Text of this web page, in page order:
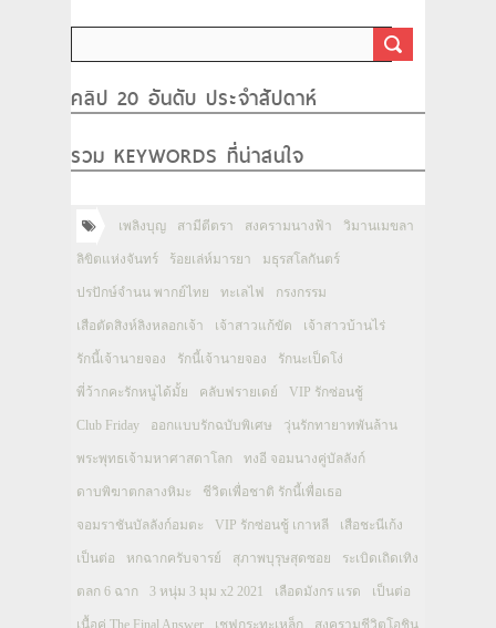
คลิป 20 อันดับ ประจำสัปดาห์
รวม KEYWORDS ที่น่าสนใจ
เพลิงบุญ สามีตีตรา สงครามนางฟ้า วิมานเมขลา
ลิขิตแห่งจันทร์ ร้อยเล่ห์มารยา มธุรสโลกันตร์
ปรปักษ์จำนน พากย์ไทย ทะเลไฟ กรงกรรม
เสือตัดสิงห์ลิงหลอกเจ้า เจ้าสาวแก้ขัด เจ้าสาวบ้านไร่
รักนี้เจ้านายจอง รักนี้เจ้านายจอง รักนะเป็ดโง่
พี่ว้ากคะรักหนูได้มั้ย คลับฟรายเดย์ VIP รักซ่อนชู้
Club Friday ออกแบบรักฉบับพิเศษ วุ่นรักทายาทพันล้าน
พระพุทธเจ้ามหาศาสดาโลก ทงอี จอมนางคู่บัลลังก์
ดาบพิฆาตกลางหิมะ ชีวิตเพื่อชาติ รักนี้เพื่อเธอ
จอมราชันบัลลังก์อมตะ VIP รักซ่อนชู้ เกาหลี เสือชะนีเก้ง
เป็นต่อ หกฉากครับจารย์ สุภาพบุรุษสุดซอย ระเบิดเถิดเทิง
ตลก 6 ฉาก 3 หนุ่ม 3 มุม x2 2021 เลือดมังกร แรด เป็นต่อ
เนื้อคู่ The Final Answer เชฟกระทะเหล็ก สงครามชีวิตโอชิน